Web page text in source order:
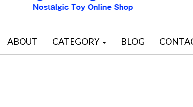
ABOUT CATEGORY BLOG